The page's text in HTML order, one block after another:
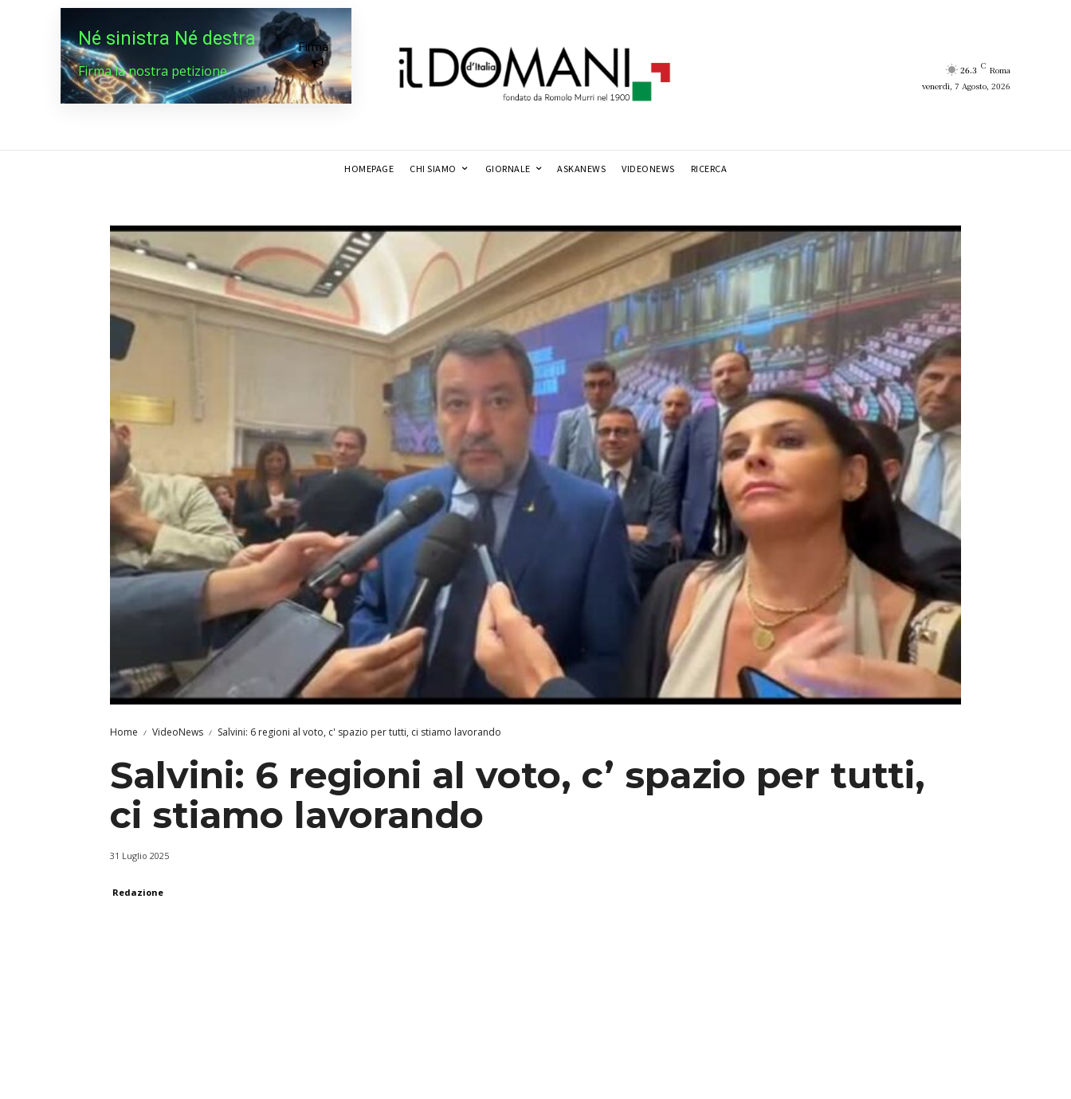
Né sinistra Né destra
Firma la nostra petizione
Firma
26.3 C Roma
venerdì, 7 Agosto, 2026
HOMEPAGE CHI SIAMO GIORNALE ASKANEWS VIDEONEWS RICERCA
Home VideoNews Salvini: 6 regioni al voto, c' spazio per tutti, ci stiamo lavorando
Salvini: 6 regioni al voto, c’ spazio per tutti,
ci stiamo lavorando
31 Luglio 2025
Redazione